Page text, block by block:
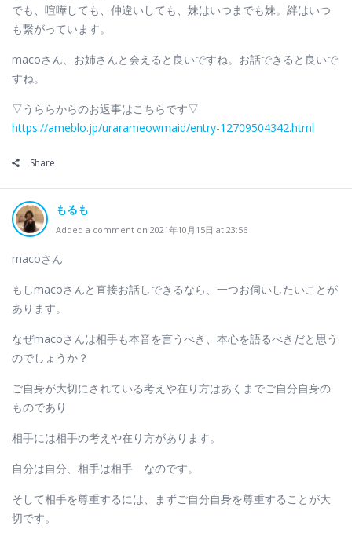
でも、喧嘩しても、仲違いしても、妹はいつまでも妹。絆はいつ
も繋がっています。
macoさん、お姉さんと会えると良いですね。お話できると良いで
すね。
▽うららからのお返事はこちらです▽
https://ameblo.jp/urarameowmaid/entry-12709504342.html
Share
もるも
Added a comment on 2021年10月15日 at 23:56
macoさん
もしmacoさんと直接お話しできるなら、一つお伺いしたいことが
あります。
なぜmacoさんは相手も本音を言うべき、本心を語るべきだと思う
のでしょうか？
ご自身が大切にされている考えや在り方はあくまでご自分自身の
ものであり
相手には相手の考えや在り方があります。
自分は自分、相手は相手 なのです。
そして相手を尊重するには、まずご自分自身を尊重することが大
切です。